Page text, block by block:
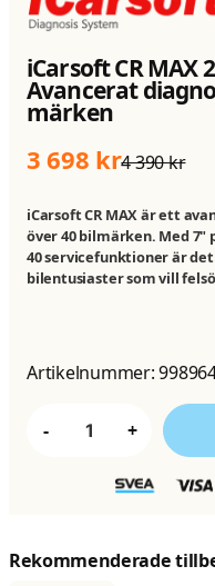
iCarsoft CR MAX
Avancerat
märken
4 390 kr
3 698 kr
iCarsoft CR MAX är ett
över 40 bilmärken. Med 7"
40 servicefunktioner är
bilentusiaster som vill
Artikelnummer:
- +
Rekommenderade